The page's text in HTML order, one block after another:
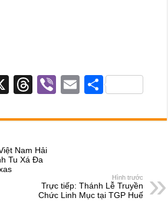
X
T
e
d
s
Vi
er
E
ail
S
ar
Nam Hải
Tu Xá Đa
Hình trước
Trực tiếp: Thánh Lễ Truyền
Chức Linh Mục tại TGP Huế